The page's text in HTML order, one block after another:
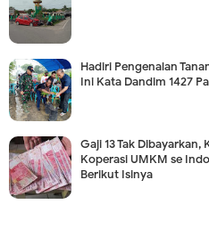
Hadiri Pengenalan
Ini Kata Dandim 1427
Gaji 13 Tak
Koperasi UMKM se
Berikut Isinya